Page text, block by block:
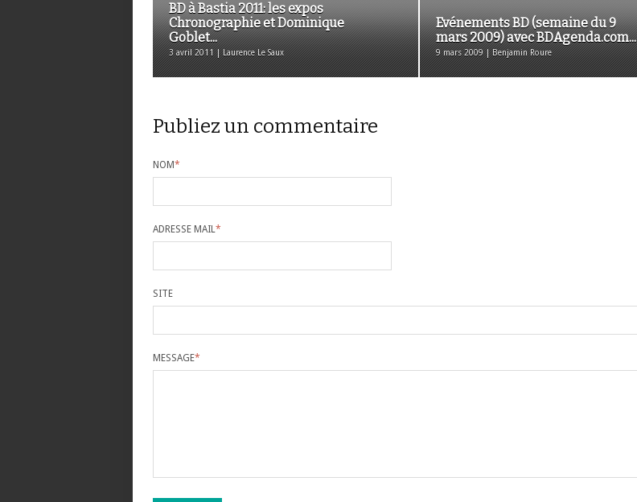
BD à Bastia 2011: les expos
Chronographie et Dominique
Goblet...
3 avril 2011 | Laurence Le Saux
Evénements BD (semaine du 9
mars 2009) avec BDAgenda.com...
9 mars 2009 | Benjamin Roure
Publiez un commentaire
NOM*
ADRESSE MAIL*
SITE
MESSAGE*